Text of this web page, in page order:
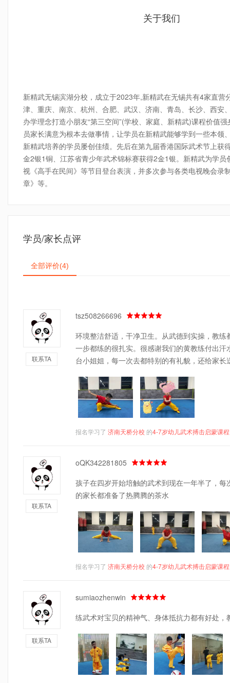
关于我们
新精武无锡滨湖分校，成立于2023年,新精武在无锡共有4家直
津、重庆、南京、杭州、合肥、武汉、济南、青岛、长沙、西
办学理念打造小朋友“第三空间”(学校、家庭、新精武)课程价值
员家长满意为根本去做事情，让学员在新精武能够学到一些本
新精武培养的学员屡创佳绩。先后在第九届香港国际武术节上
金2银1铜、江苏省青少年武术锦标赛获得2金1银。新精武为学
视《高手在民间》等节目登台表演，并多次参与各类电视晚会
章》等。
学员/家长点评
全部评价(4)
联系TA
tsz508266696
环境整洁舒适，干净卫生。从武德到实操，教
一步都练的很扎实。很感谢我们的黄教练付出
台小姐姐，每一次去都特别的有礼貌，还给家
报名学习了 济南天桥分校 的4-7岁幼儿武术搏击启蒙课程
联系TA
oQK342281805
孩子在四岁开始培触的武术到现在一年半了，
的家长都准备了热腾腾的茶水
报名学习了 济南天桥分校 的4-7岁幼儿武术搏击启蒙课程
联系TA
sumiaozhenwin
练武术对宝贝的精神气、身体抵抗力都有好处